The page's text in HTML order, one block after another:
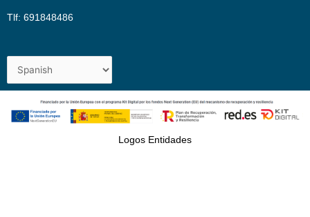
Tlf: 691848486
Logos Entidades